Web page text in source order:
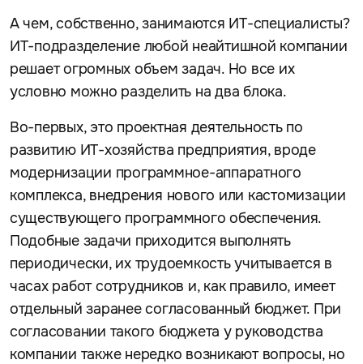
А чем, собственно, занимаются ИТ-специалисты?
ИТ-подразделение любой неайтишной компании
решает огромных объем задач. Но все их
условно можно разделить на два блока.
Во-первых, это проектная деятельность по
развитию ИТ-хозяйства предприятия, вроде
модернизации программное-аппаратного
комплекса, внедрения нового или кастомизации
существующего программного обеспечения.
Подобные задачи приходится выполнять
периодически, их трудоемкость учитывается в
часах работ сотрудников и, как правило, имеет
отдельный заранее согласованный бюджет. При
согласовании такого бюджета у руководства
компании также нередко возникают вопросы, но